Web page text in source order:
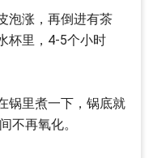
泡涨，再倒进有茶
杯里，4-5个小时
锅里煮一下，锅底就
不再氧化。